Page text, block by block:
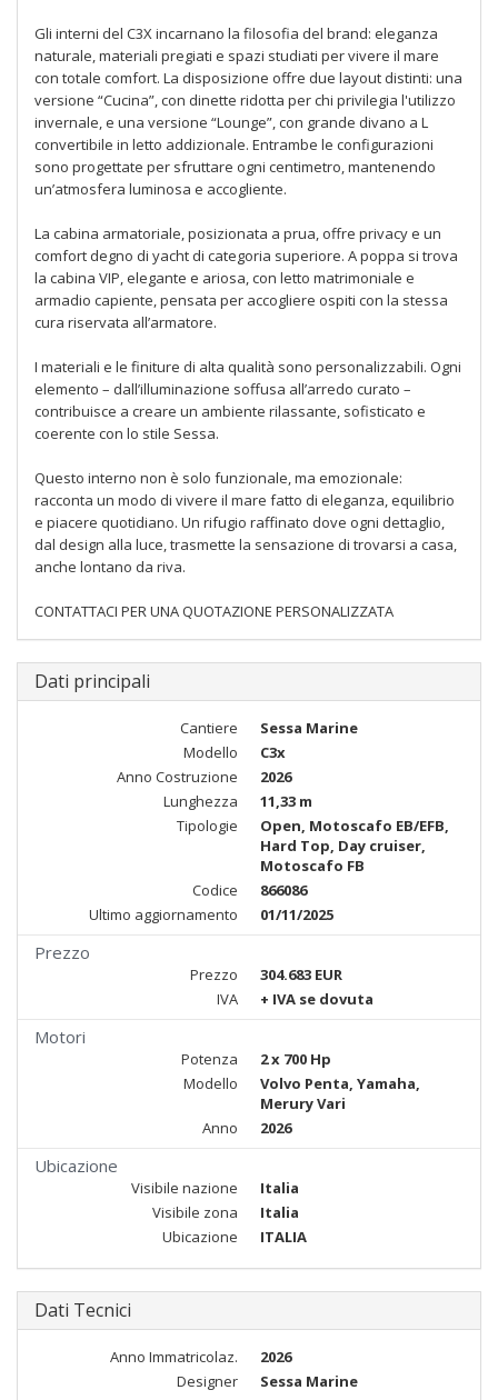
Gli interni del C3X incarnano la filosofia del brand: eleganza
naturale, materiali pregiati e spazi studiati per vivere il mare
con totale comfort. La disposizione offre due layout distinti: una
versione “Cucina”, con dinette ridotta per chi privilegia l'utilizzo
invernale, e una versione “Lounge”, con grande divano a L
convertibile in letto addizionale. Entrambe le configurazioni
sono progettate per sfruttare ogni centimetro, mantenendo
un’atmosfera luminosa e accogliente.
La cabina armatoriale, posizionata a prua, offre privacy e un
comfort degno di yacht di categoria superiore. A poppa si trova
la cabina VIP, elegante e ariosa, con letto matrimoniale e
armadio capiente, pensata per accogliere ospiti con la stessa
cura riservata all’armatore.
I materiali e le finiture di alta qualità sono personalizzabili. Ogni
elemento – dall’illuminazione soffusa all’arredo curato –
contribuisce a creare un ambiente rilassante, sofisticato e
coerente con lo stile Sessa.
Questo interno non è solo funzionale, ma emozionale:
racconta un modo di vivere il mare fatto di eleganza, equilibrio
e piacere quotidiano. Un rifugio raffinato dove ogni dettaglio,
dal design alla luce, trasmette la sensazione di trovarsi a casa,
anche lontano da riva.
CONTATTACI PER UNA QUOTAZIONE PERSONALIZZATA
Dati principali
Cantiere
Sessa Marine
Modello
C3x
Anno Costruzione
2026
Lunghezza
11,33 m
Tipologie
Open, Motoscafo EB/EFB,
Hard Top, Day cruiser,
Motoscafo FB
Codice
866086
Ultimo aggiornamento
01/11/2025
Prezzo
Prezzo
304.683 EUR
IVA
+ IVA se dovuta
Motori
Potenza
2 x 700 Hp
Modello
Volvo Penta, Yamaha,
Merury Vari
Anno
2026
Ubicazione
Visibile nazione
Italia
Visibile zona
Italia
Ubicazione
ITALIA
Dati Tecnici
Anno Immatricolaz.
2026
Designer
Sessa Marine